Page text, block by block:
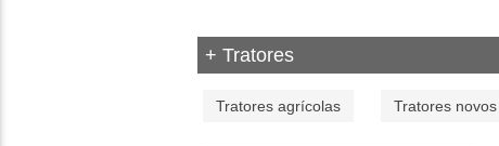
+ Tratores
Tratores agrícolas Tratores novos